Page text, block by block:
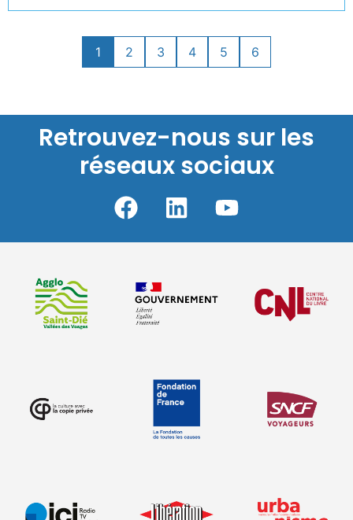
1 2 3 4 5 6
Retrouvez-nous sur les
réseaux sociaux